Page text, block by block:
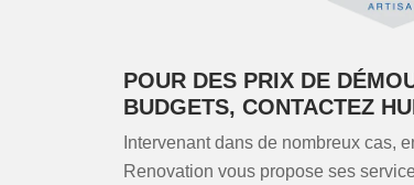
POUR DES PRIX DE
BUDGETS, CONTACTEZ
Intervenant dans de nombreux cas,
Renovation vous propose ses